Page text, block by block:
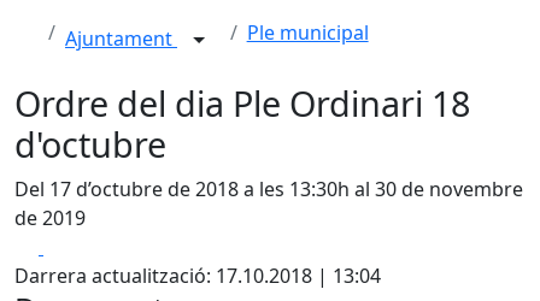
Ajuntament Ple municipal
Ordre del dia Ple Ordinari 18
d'octubre
Del 17 d’octubre de 2018 a les 13:30h al 30 de novembre
de 2019
Darrera actualització: 17.10.2018 | 13:04